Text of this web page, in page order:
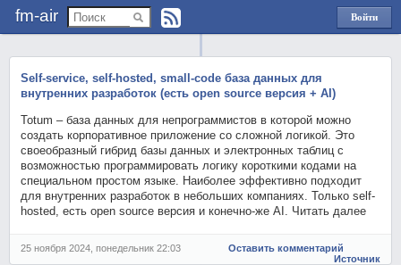
fm-air
Войти
через
Self-service, self-hosted, small-code база данных для
внутренних разработок (есть open source версия + AI)
Totum – база данных для непрограммистов в которой можно
создать корпоративное приложение со сложной логикой. Это
своеобразный гибрид базы данных и электронных таблиц с
возможностью программировать логику короткими кодами на
специальном простом языке. Наиболее эффективно подходит
для внутренних разработок в небольших компаниях. Только self-
hosted, есть open source версия и конечно-же AI. Читать далее
25 ноября 2024, понедельник 22:03
Оставить комментарий
Источник